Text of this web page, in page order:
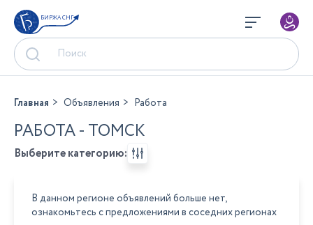
БИРЖА СНГ
Главная Объявления Работа
РАБОТА - ТОМСК
Выберите категорию:
В данном регионе объявлений больше нет,
ознакомьтесь с предложениями в соседних регионах